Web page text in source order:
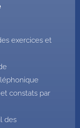
exercices et
constats par
des